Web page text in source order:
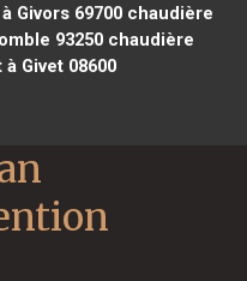
Givors 69700chaudière
93250chaudière
Givet 08600